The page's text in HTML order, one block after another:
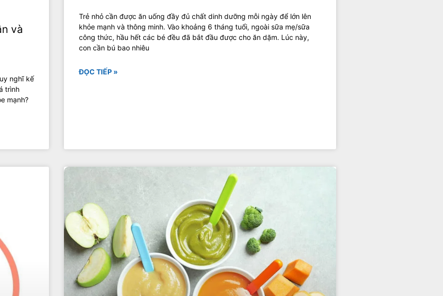
và
nghĩ kế
trình
mạnh?
Trẻ nhỏ cần được ăn uống đầy đủ chất dinh dưỡng mỗi ngày để lớn lên
khỏe mạnh và thông minh. Vào khoảng 6 tháng tuổi, ngoài sữa mẹ/sữa
công thức, hầu hết các bé đều đã bắt đầu được cho ăn dặm. Lúc này,
con cần bú bao nhiêu
ĐỌC TIẾP »